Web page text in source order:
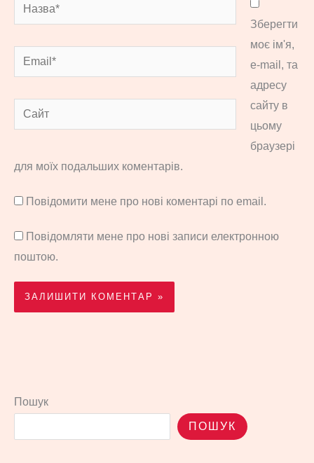
Назва*
Email*
Сайт
Зберегти
моє ім'я,
e-mail, та
адресу
сайту в
цьому
браузері
для моїх подальших коментарів.
Повідомити мене про нові коментарі по email.
Повідомляти мене про нові записи електронною
поштою.
Пошук
ПОШУК